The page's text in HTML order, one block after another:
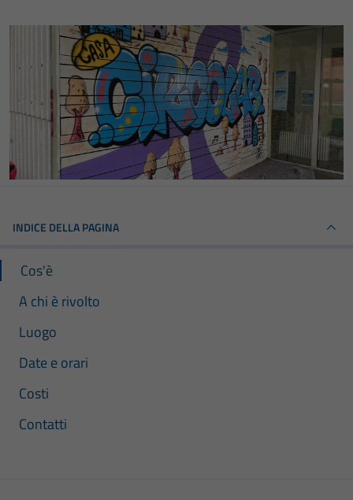
INDICE DELLA PAGINA
Cos'è
A chi è rivolto
Luogo
Date e orari
Costi
Contatti